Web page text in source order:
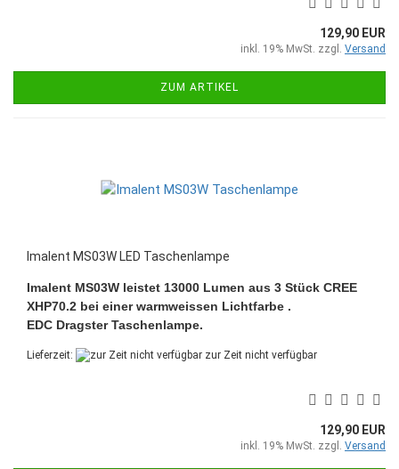
129,90 EUR
inkl. 19% MwSt. zzgl. Versand
ZUM ARTIKEL
Imalent MS03W LED Taschenlampe
Imalent MS03W leistet 13000 Lumen aus 3 Stück CREE
XHP70.2 bei einer warmweissen Lichtfarbe .
EDC Dragster Taschenlampe.
Lieferzeit: zur Zeit nicht verfügbar
129,90 EUR
inkl. 19% MwSt. zzgl. Versand